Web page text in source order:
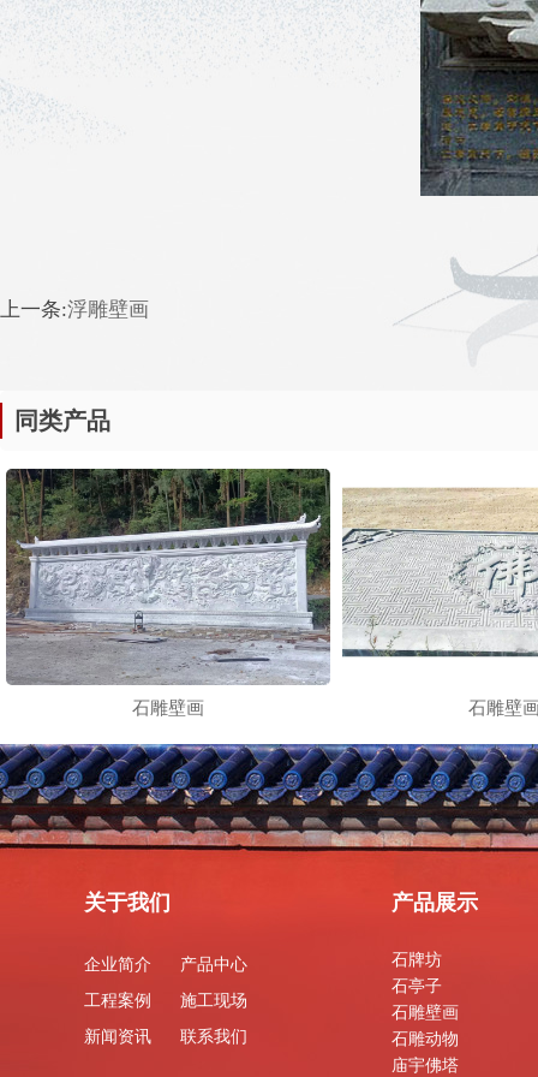
上一条:浮雕壁画
同类产品
石雕壁画 石雕壁
关于我们
企业简介
产品中心
工程案例
施工现场
新闻资讯
联系我们
产品展示
石牌坊
石亭子
石雕壁画
石雕动物
庙宇佛塔